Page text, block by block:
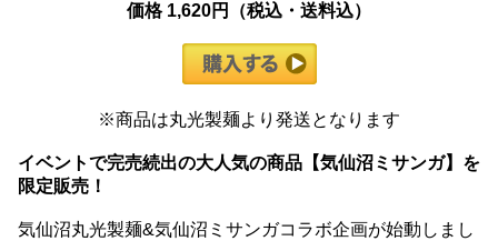
価格 1,620円（税込・送料込）
※商品は丸光製麺より発送となります
イベントで完売続出の大人気の商品【気仙沼ミサンガ】を
限定販売！
気仙沼丸光製麺&気仙沼ミサンガコラボ企画が始動しまし